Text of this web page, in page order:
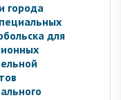
города
для